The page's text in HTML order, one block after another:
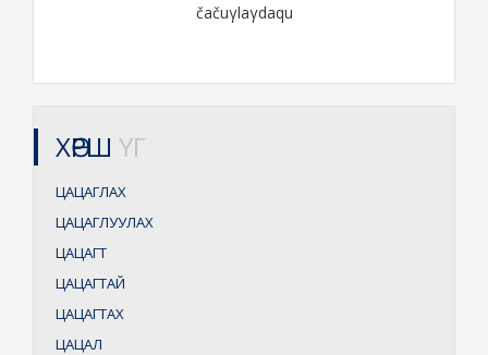
čačuγlaγdaqu
ХӨРШ ҮГ
ЦАЦАГЛАХ
ЦАЦАГЛУУЛАХ
ЦАЦАГТ
ЦАЦАГТАЙ
ЦАЦАГТАХ
ЦАЦАЛ